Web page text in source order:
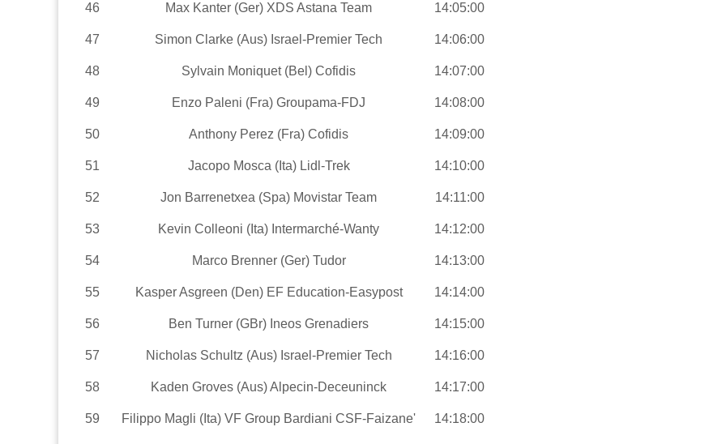
46 Max Kanter (Ger) XDS Astana Team 14:05:00
47 Simon Clarke (Aus) Israel-Premier Tech 14:06:00
48 Sylvain Moniquet (Bel) Cofidis 14:07:00
49 Enzo Paleni (Fra) Groupama-FDJ 14:08:00
50 Anthony Perez (Fra) Cofidis 14:09:00
51 Jacopo Mosca (Ita) Lidl-Trek 14:10:00
52 Jon Barrenetxea (Spa) Movistar Team 14:11:00
53 Kevin Colleoni (Ita) Intermarché-Wanty 14:12:00
54 Marco Brenner (Ger) Tudor 14:13:00
55 Kasper Asgreen (Den) EF Education-Easypost 14:14:00
56 Ben Turner (GBr) Ineos Grenadiers 14:15:00
57 Nicholas Schultz (Aus) Israel-Premier Tech 14:16:00
58 Kaden Groves (Aus) Alpecin-Deceuninck 14:17:00
59 Filippo Magli (Ita) VF Group Bardiani CSF-Faizane' 14:18:00